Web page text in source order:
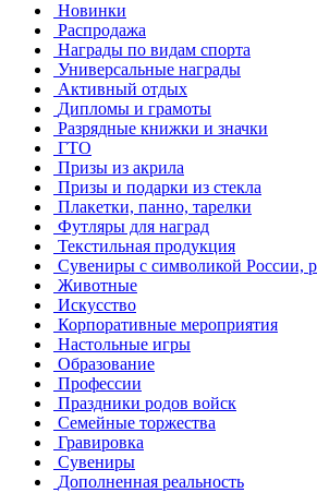
Новинки
Распродажа
Награды по видам спорта
Универсальные награды
Активный отдых
Дипломы и грамоты
Разрядные книжки и значки
ГТО
Призы из акрила
Призы и подарки из стекла
Плакетки, панно, тарелки
Футляры для наград
Текстильная продукция
Сувениры с символикой России,
Животные
Искусство
Корпоративные мероприятия
Настольные игры
Образование
Профессии
Праздники родов войск
Семейные торжества
Гравировка
Сувениры
Дополненная реальность